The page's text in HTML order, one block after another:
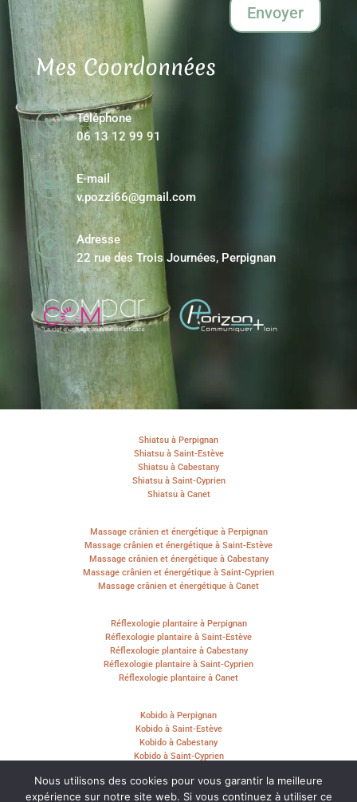
Envoyer
Mes Coordonnées

Téléphone
06 13 12 99 91

E-mail
v.pozzi66@gmail.com

Adresse
22 rue des Trois Journées, Perpignan
Shiatsu à Perpignan
Shiatsu à Saint-Estève
Shiatsu à Cabestany
Shiatsu à Saint-Cyprien
Shiatsu à Canet
Massage crânien et énergétique à Perpignan
Massage crânien et énergétique à Saint-Estève
Massage crânien et énergétique à Cabestany
Massage crânien et énergétique à Saint-Cyprien
Massage crânien et énergétique à Canet
Réflexologie plantaire à Perpignan
Réflexologie plantaire à Saint-Estève
Réflexologie plantaire à Cabestany
Réflexologie plantaire à Saint-Cyprien
Réflexologie plantaire à Canet
Kobido à Perpignan
Kobido à Saint-Estève
Kobido à Cabestany
Kobido à Saint-Cyprien
Nous utilisons des cookies pour vous garantir la meilleure
expérience sur notre site web. Si vous continuez à utiliser ce